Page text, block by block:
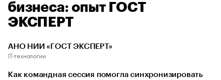
бизнеса: опыт ГОСТ
ЭКСПЕРТ
АНО НИИ «ГОСТ ЭКСПЕРТ»
IT-технологии
Как командная сессия помогла синхронизировать